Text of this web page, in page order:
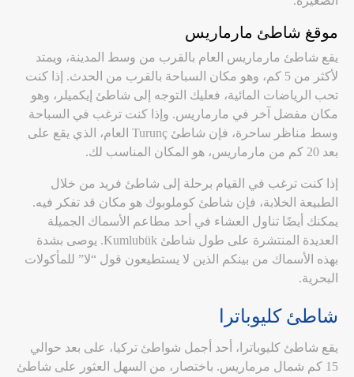
موقغ شاطئ مارماريس
يقع شاطئ مارماريس العام بالقرب من وسط المدينة، ويمتد
لأكثر من 5 كم، وهو مكان السباحة بالقرب من الحدث. إذا كنت
تحب الرياضات المائية، فعليك التوجه إلى شاطئ إيكميلر، وهو
مكان مفضل آخر في مارماريس. وإذا كنت ترغب في السباحة
وسط مناظر ساحرة، فإن شاطئ Turunç العام، الذي يقع على
بعد 20 كم من مارماريس، هو المكان المناسب لك.
إذا كنت ترغب في القيام برحلة إلى شاطئ فريد من خلال
الطبيعة الخلابة، فإن شاطئ كوملوبوك هو مكان قد تفكر فيه.
يمكنك أيضًا تناول العشاء في أحد مطاعم الأسماك الجميلة
العديدة المنتشرة على طول شاطئ Kumlubük. يوصى بشدة
بهذه الأسماك من بينكم الذين لا يستطيعون قول “لا” للمأكولات
البحرية.
شاطئ كليوباترا
يقع شاطئ كليوباترا، أحد أجمل شواطئ تركيا، على بعد حوالي
15 كم شمال مرماريس. باختصار، من السهل العثور على شاطئ